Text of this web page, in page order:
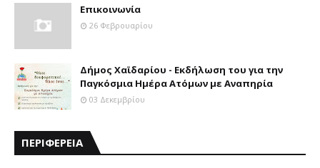
Επικοινωνία
26 Φεβρουαρίου
Δήμος Χαϊδαρίου - Εκδήλωση του για την
Παγκόσμια Ημέρα Ατόμων με Αναπηρία
03 Δεκεμβρίου
ΠΕΡΙΦΕΡΕΙΑ